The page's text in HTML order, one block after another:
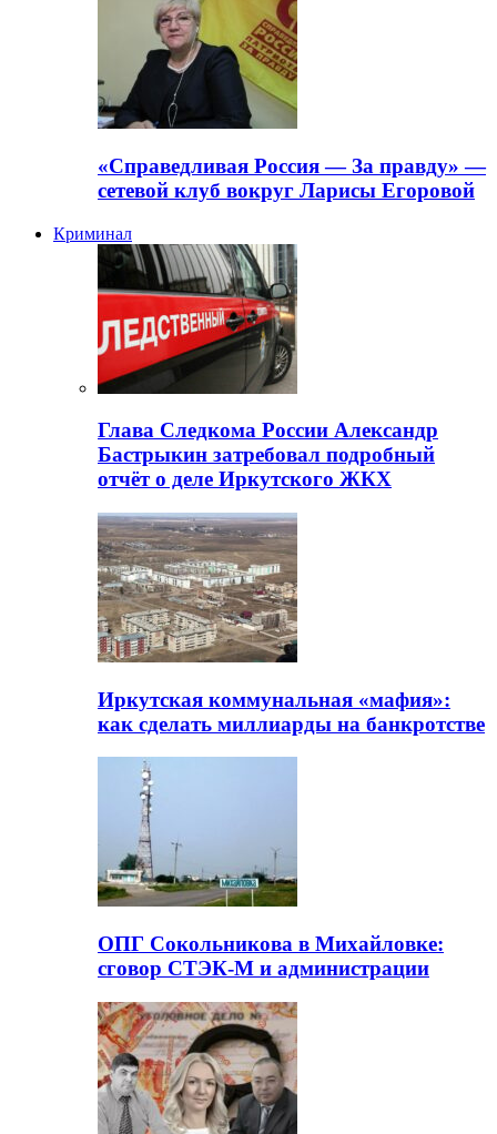
«Справедливая Россия — За правду» —
сетевой клуб вокруг Ларисы Егоровой
Криминал
Глава Следкома России Александр
Бастрыкин затребовал подробный
отчёт о деле Иркутского ЖКХ
Иркутская коммунальная «мафия»:
как сделать миллиарды на банкротстве
ОПГ Сокольникова в Михайловке:
сговор СТЭК-М и администрации